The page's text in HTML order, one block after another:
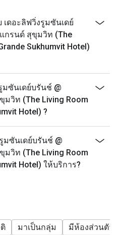
กค้า กรุณาแจ้งให้เราทราบ
ร อาการแพ้อาหาร หรือ
ต่อท่าน
อย 45 นาที ชุดน้ำชายามบ่าย
รไม่สามารถจัดเตรียมล่วง
กค้าที่เข้าใจ
แบบกะทันหัน โปรดทราบว่า
กค้า กรุณาแจ้งให้เราทราบ
าร อาการแพ้อาหาร หรือ
ดอะลิฟวิ่งรูมซันเดย์
กรนด์ สุขุมวิท (The
Sukhumvit Hotel)
มซันเดย์บรันช์ @
มวิท (The Living Room
Hotel) ?
มซันเดย์บรันช์ @
มวิท (The Living Room
Hotel) ให้บริการ?
มาเป็นกลุ่ม มีห้องส่วนตัว